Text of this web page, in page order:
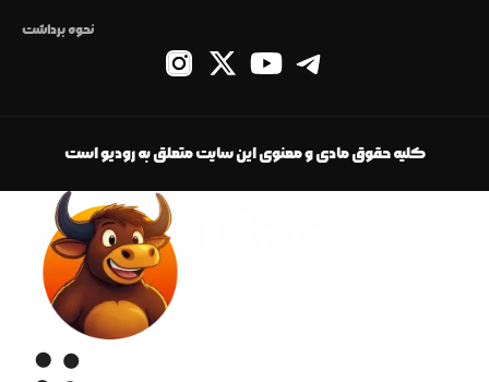
نحوه برداشت
کلیه حقوق مادی و معنوی این سایت متعلق به رودیو است